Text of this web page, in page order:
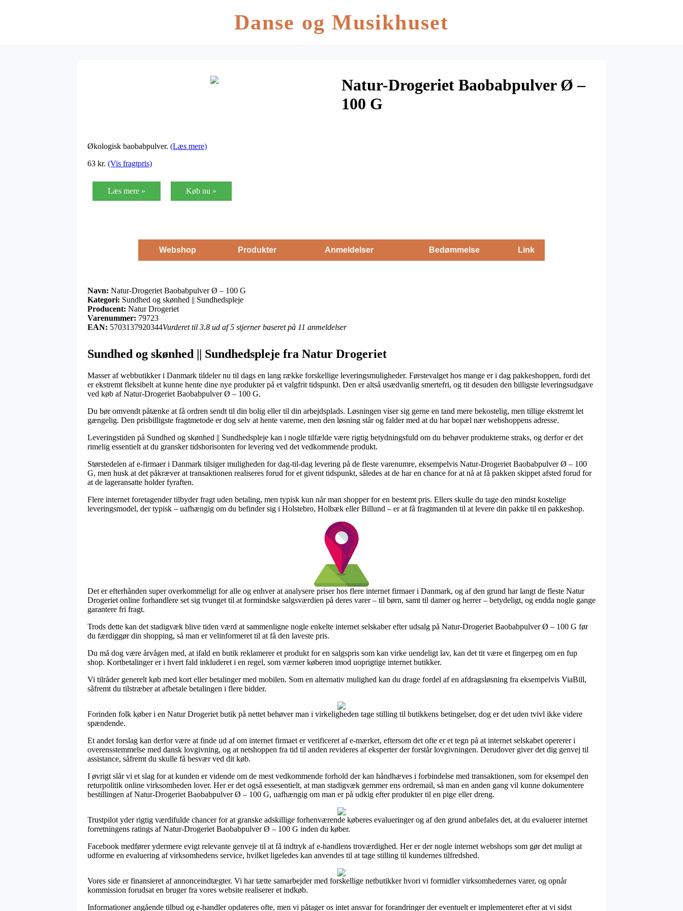
Danse og Musikhuset
Natur-Drogeriet Baobabpulver Ø –
100 G
Økologisk baobabpulver. (Læs mere)
63 kr. (Vis fragtpris)
Læs mere » Køb nu »
Webshop Produkter Anmeldelser Bedømmelse Link
Navn: Natur-Drogeriet Baobabpulver Ø – 100 G
Kategori: Sundhed og skønhed || Sundhedspleje
Producent: Natur Drogeriet
Varenummer: 79723
EAN: 5703137920344Vurderet til 3.8 ud af 5 stjerner baseret på 11 anmeldelser
Sundhed og skønhed || Sundhedspleje fra Natur Drogeriet
Masser af webbutikker i Danmark tildeler nu til dags en lang række forskellige leveringsmuligheder. Førstevalget hos mange er i dag pakkeshoppen, fordi det
er ekstremt fleksibelt at kunne hente dine nye produkter på et valgfrit tidspunkt. Den er altså usædvanlig smertefri, og tit desuden den billigste leveringsudgave
ved køb af Natur-Drogeriet Baobabpulver Ø – 100 G.
Du bør omvendt påtænke at få ordren sendt til din bolig eller til din arbejdsplads. Løsningen viser sig gerne en tand mere bekostelig, men tillige ekstremt let
gængelig. Den prisbilligste fragtmetode er dog selv at hente varerne, men den løsning står og falder med at du har bopæl nær webshoppens adresse.
Leveringstiden på Sundhed og skønhed || Sundhedspleje kan i nogle tilfælde være rigtig betydningsfuld om du behøver produkterne straks, og derfor er det
rimelig essentielt at du gransker tidshorisonten for levering ved det vedkommende produkt.
Størstedelen af e-firmaer i Danmark tilsiger muligheden for dag-til-dag levering på de fleste varenumre, eksempelvis Natur-Drogeriet Baobabpulver Ø – 100
G, men husk at det påkræver at transaktionen realiseres forud for et givent tidspunkt, således at de har en chance for at nå at få pakken skippet afsted forud for
at de lageransatte holder fyraften.
Flere internet foretagender tilbyder fragt uden betaling, men typisk kun når man shopper for en bestemt pris. Ellers skulle du tage den mindst kostelige
leveringsmodel, der typisk – uafhængig om du befinder sig i Holstebro, Holbæk eller Billund – er at få fragtmanden til at levere din pakke til en pakkeshop.
Det er efterhånden super overkommeligt for alle og enhver at analysere priser hos flere internet firmaer i Danmark, og af den grund har langt de fleste Natur
Drogeriet online forhandlere set sig tvunget til at formindske salgsværdien på deres varer – til børn, samt til damer og herrer – betydeligt, og endda nogle gange
garantere fri fragt.
Trods dette kan det stadigvæk blive tiden værd at sammenligne nogle enkelte internet selskaber efter udsalg på Natur-Drogeriet Baobabpulver Ø – 100 G før
du færdiggør din shopping, så man er velinformeret til at få den laveste pris.
Du må dog være årvågen med, at ifald en butik reklamerer et produkt for en salgspris som kan virke uendeligt lav, kan det tit være et fingerpeg om en fup
shop. Kortbetalinger er i hvert fald inkluderet i en regel, som værner køberen imod uoprigtige internet butikker.
Vi tilråder generelt køb med kort eller betalinger med mobilen. Som en alternativ mulighed kan du drage fordel af en afdragsløsning fra eksempelvis ViaBill,
såfremt du tilstræber at afbetale betalingen i flere bidder.
Forinden folk køber i en Natur Drogeriet butik på nettet behøver man i virkeligheden tage stilling til butikkens betingelser, dog er det uden tvivl ikke videre
spændende.
Et andet forslag kan derfor være at finde ud af om internet firmaet er verificeret af e-mærket, eftersom det ofte er et tegn på at internet selskabet opererer i
overensstemmelse med dansk lovgivning, og at netshoppen fra tid til anden revideres af eksperter der forstår lovgivningen. Derudover giver det dig genvej til
assistance, såfremt du skulle få besvær ved dit køb.
I øvrigt slår vi et slag for at kunden er vidende om de mest vedkommende forhold der kan håndhæves i forbindelse med transaktionen, som for eksempel den
returpolitik online virksomheden lover. Her er det også essesentielt, at man stadigvæk gemmer ens ordremail, så man en anden gang vil kunne dokumentere
bestillingen af Natur-Drogeriet Baobabpulver Ø – 100 G, uafhængig om man er på udkig efter produkter til en pige eller dreng.
Trustpilot yder rigtig værdifulde chancer for at granske adskillige forhenværende køberes evalueringer og af den grund anbefales det, at du evaluerer internet
forretningens ratings af Natur-Drogeriet Baobabpulver Ø – 100 G inden du køber.
Facebook medfører ydermere evigt relevante genveje til at få indtryk af e-handlens troværdighed. Her er der nogle internet webshops som gør det muligt at
udforme en evaluering af virksomhedens service, hvilket ligeledes kan anvendes til at tage stilling til kundernes tilfredshed.
Vores side er finansieret af annonceindtægter. Vi har tætte samarbejder med forskellige netbutikker hvori vi formidler virksomhedernes varer, og opnår
kommission forudsat en bruger fra vores website realiserer et indkøb.
Informationer angående tilbud og e-handler opdateres ofte, men vi påtager os intet ansvar for forandringer der eventuelt er implementeret efter at vi sidst